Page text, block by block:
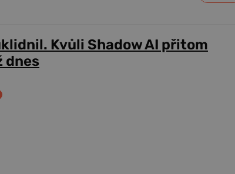
Kvůli Shadow AI přitom
dnes